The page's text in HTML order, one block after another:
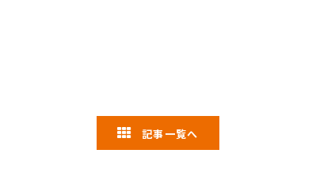
記事一覧へ